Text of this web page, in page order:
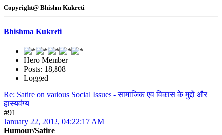
Copyright@ Bhishm Kukreti
Bhishma Kukreti
Hero Member
Posts: 18,808
Logged
Re: Satire on various Social Issues - सामाजिक एव विकास के मुद्दों और
हास्यवंग्य
#91
January 22, 2012, 04:22:17 AM
Humour/Satire